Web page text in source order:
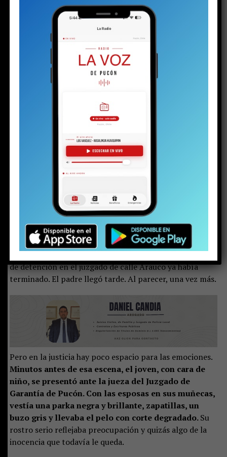
policía encontró un arma, balas, drogas y
dinero en efectivo. Pero no solo eso: también
halló la historia de un niño marcado por el
desarraigo familiar y, al parecer, capturado por
el mundo narco.
Lo dejaron tirado igual que a mí
del tribunal de Pucón suenan duras. Las escuchan otras
dos mujeres: una de mediana edad y otra mayor. Las tres
contener las lágrimas. Pero la mayor no puede.
gota brota de sus ojos y rueda lentamente por su
mejilla, enrojecida por el frío invierno puconino. Su
impotencia. Quizás todo al mismo tiempo. Pero la
parte del enojo aumenta cuando un hombre llega a
Ambos son los progenitores del
años detenido el martes
con un arma y drogas, en el
contexto de la investigación por lariña escolar
viralizada hace algunas semanas. La audiencia de control
de detención en el juzgado de calle Arauco ya había
terminado. El padre llegó tarde. Al parecer, una vez más.
Pero en la justicia hay poco espacio para las emociones.
Minutos antes de esa escena, el joven, con cara de
niño, se presentó ante la jueza del Juzgado de
Garantía de Pucón. Con las esposas en sus muñecas,
vestía una parka negra y brillante, zapatillas, un
buzo gris y llevaba el pelo con corte degradado.Su
rostro serio reflejaba preocupación y quizás algo de la
inocencia que todavía le queda.